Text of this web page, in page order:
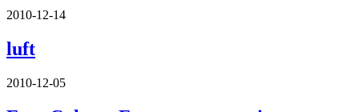
2010-12-14
luft
2010-12-05